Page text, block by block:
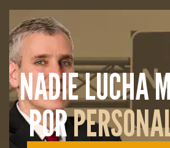
NADIE LUCHA
POR